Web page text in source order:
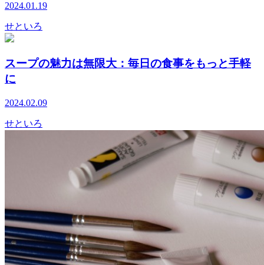
2024.01.19
せといろ
スープの魅力は無限大：毎日の食事をもっと手軽
に
2024.02.09
せといろ